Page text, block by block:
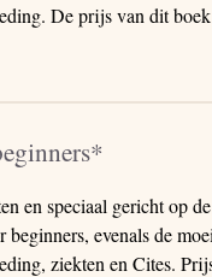
De prijs van dit
en speciaal gericht op
beginners, evenals de
ziekten en Cites.